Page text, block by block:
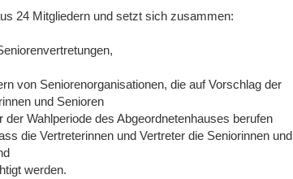
24 Mitgliedern und setzt sich zusammen:
von Seniorenorganisationen, die auf Vorschlag der
und Senioren
Wahlperiode des Abgeordnetenhauses berufen
die Vertreterinnen und Vertreter die Seniorinnen und
werden.